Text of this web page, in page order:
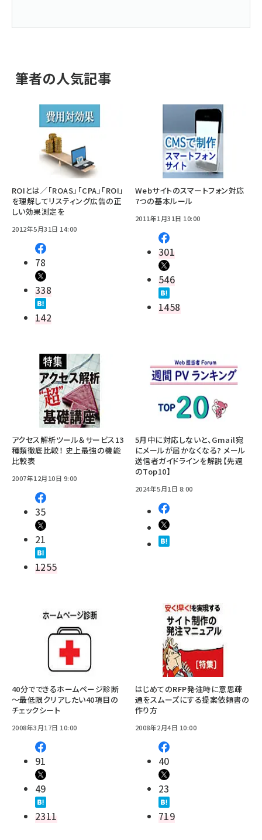
筆者の人気記事
ROIとは／「ROAS」「CPA」「ROI」
を理解してリスティング広告の正
しい効果測定を
2012年5月31日 14:00
78
338
142
Webサイトのスマートフォン対応
7つの基本ルール
2011年1月31日 10:00
301
546
1458
アクセス解析ツール＆サービス13
種類徹底比較！ 史上最強の機能
比較表
2007年12月10日 9:00
35
21
1255
5月中に対応しないと、Gmail宛
にメールが届かなくなる? メール
送信者ガイドラインを解説【先週
のTop10】
2024年5月1日 8:00
40分でできるホームページ診断
～最低限クリアしたい40項目の
チェックシート
2008年3月17日 10:00
91
49
2311
はじめてのRFP――発注時に意思疎
通をスムーズにする提案依頼書の
作り方
2008年2月4日 10:00
40
23
719